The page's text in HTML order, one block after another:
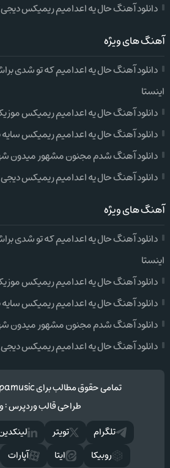
دانلود آهنگ حال یه اعدامیم ریمیکس
آهنگ های ویژه
دانلود آهنگ حال یه اعدامیم که تو شدی
اینستا
دانلود آهنگ حال یه اعدامیم ریمیکس
دانلود آهنگ حال یه اعدامیم ریمیکس
دانلود آهنگ شدم مجنون مشهور میدون
دانلود آهنگ حال یه اعدامیم ریمیکس
آهنگ های ویژه
دانلود آهنگ حال یه اعدامیم که تو شدی
اینستا
دانلود آهنگ حال یه اعدامیم ریمیکس
دانلود آهنگ حال یه اعدامیم ریمیکس
دانلود آهنگ شدم مجنون مشهور میدون
دانلود آهنگ حال یه اعدامیم ریمیکس
تمامی حقوق مطالب برای apamusic محفوظ است
طراحی قالب وردپرس:
تويتر
تلگرام
آپارات ایتا روبیکا